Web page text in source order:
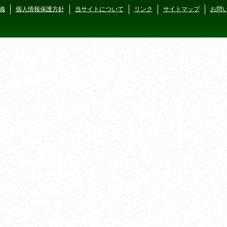
個人情報保護方針 当サイトについて リンク サイトマップ お問